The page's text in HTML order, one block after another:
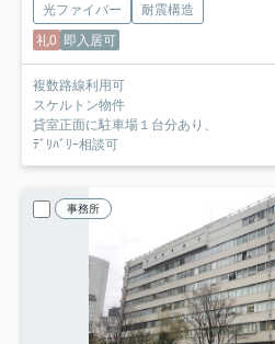
光ファイバー
耐震構造
礼0 即入居可
複数路線利用可
スケルトン物件
貸室正面に駐車場１台分あり、
ﾃﾞﾘﾊﾞﾘｰ相談可
事務所